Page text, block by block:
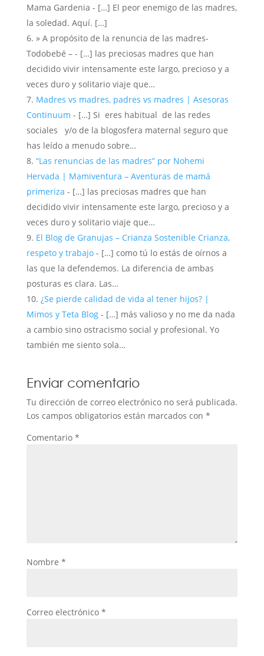
Mama Gardenia - […] El peor enemigo de las madres,
la soledad. Aquí. […]
» A propósito de la renuncia de las madres-
Todobebé – - […] las preciosas madres que han
decidido vivir intensamente este largo, precioso y a
veces duro y solitario viaje que…
Madres vs madres, padres vs madres | Asesoras
Continuum - […] Si eres habitual de las redes
sociales y/o de la blogosfera maternal seguro que
has leído a menudo sobre…
“Las renuncias de las madres” por Nohemi
Hervada | Mamiventura – Aventuras de mamá
primeriza - […] las preciosas madres que han
decidido vivir intensamente este largo, precioso y a
veces duro y solitario viaje que…
El Blog de Granujas – Crianza Sostenible Crianza,
respeto y trabajo- […] como tú lo estás de oírnos a
las que la defendemos. La diferencia de ambas
posturas es clara. Las…
¿Se pierde calidad de vida al tener hijos? |
Mimos y Teta Blog- […] más valioso y no me da nada
a cambio sino ostracismo social y profesional. Yo
también me siento sola…
Enviar comentario
Tu dirección de correo electrónico no será publicada.
Los campos obligatorios están marcados con *
Comentario *
Nombre *
Correo electrónico *